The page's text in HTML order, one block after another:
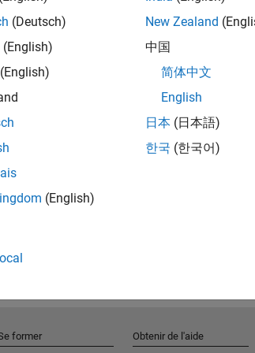
Rejoignez notre
Recevez des alertes pour des
personnalisées, des articles
l'entreprise.
(Deutsch)
(English)
(English)
(English)
New Zealand
中国
简体中文
English
日本 (日本語)
한국 (한국어)
former Obtenir de l'aide